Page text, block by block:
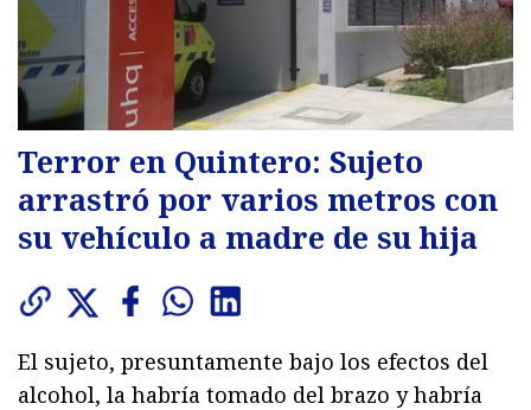
Terror en Quintero: Sujeto
arrastró por varios metros con
su vehículo a madre de su hija
El sujeto, presuntamente bajo los efectos del
alcohol, la habría tomado del brazo y habría